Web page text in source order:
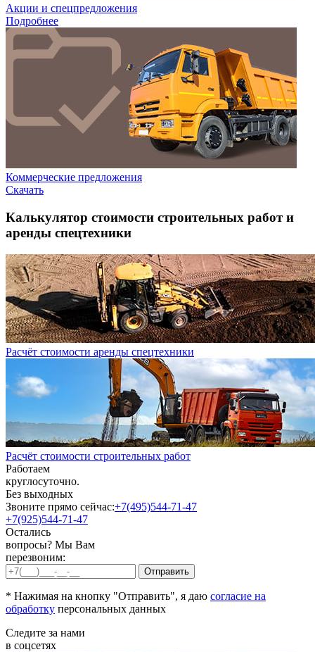
Акции и спецпредложения
Подробнее
Коммерческие предложения
Скачать
Калькулятор стоимости строительных работ и
аренды спецтехники
Расчёт стоимости аренды спецтехники
Расчёт стоимости строительных работ
Работаем
круглосуточно.
Без выходных
Звоните прямо сейчас:+7(495)544-71-47
+7(925)544-71-47
Остались
вопросы? Мы Вам
перезвоним:
* Нажимая на кнопку "Отправить", я даю согласие на
обработку персональных данных
Следите за нами
в соцсетях